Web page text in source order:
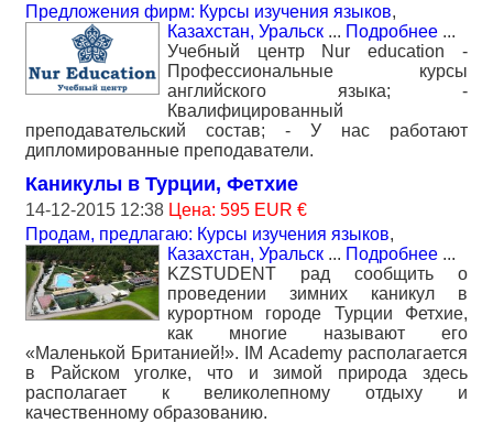
Предложения фирм: Курсы изучения языков,
Казахстан, Уральск ... Подробнее ...
Учебный центр Nur education -
Профессиональные курсы
английского языка; -
Квалифицированный
преподавательский состав; - У нас работают
дипломированные преподаватели.
Каникулы в Турции, Фетхие
14-12-2015 12:38 Цена: 595 EUR €
Продам, предлагаю: Курсы изучения языков,
Казахстан, Уральск ... Подробнее ...
KZSTUDENT рад сообщить о
проведении зимних каникул в
курортном городе Турции Фетхие,
как многие называют его
«Маленькой Британией!». IM Academy располагается
в Райском уголке, что и зимой природа здесь
располагает к великолепному отдыху и
качественному образованию.